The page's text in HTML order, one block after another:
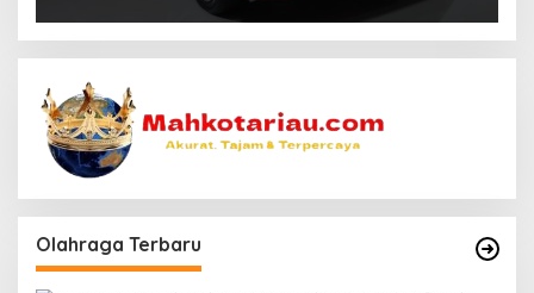
Olahraga Terbaru